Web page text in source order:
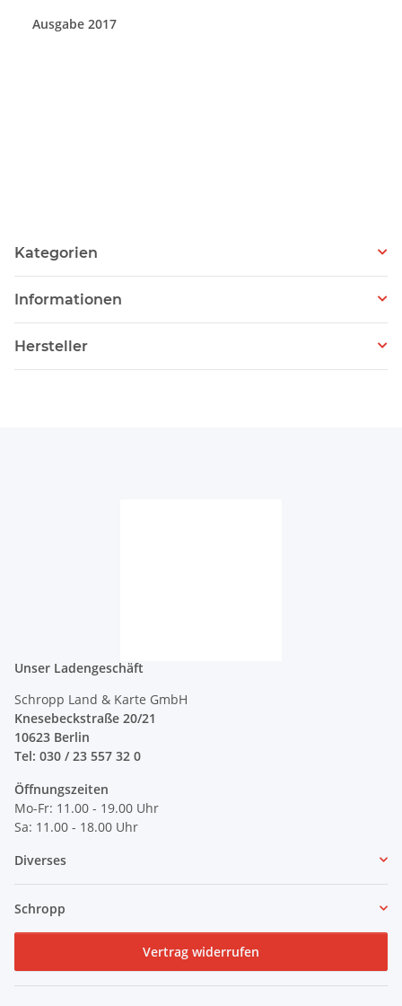
Ausgabe 2017
Kategorien
Informationen
Hersteller
Unser Ladengeschäft
Schropp Land & Karte GmbH
Knesebeckstraße 20/21
10623 Berlin
Tel: 030 / 23 557 32 0
Öffnungszeiten
Mo-Fr: 11.00 - 19.00 Uhr
Sa: 11.00 - 18.00 Uhr
Diverses
Schropp
Vertrag widerrufen